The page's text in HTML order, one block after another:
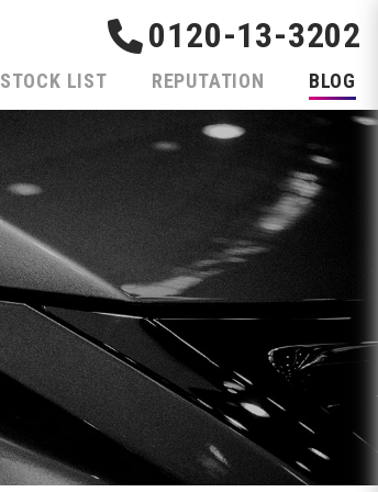
0120-13-3202
STOCK LIST REPUTATION BLOG